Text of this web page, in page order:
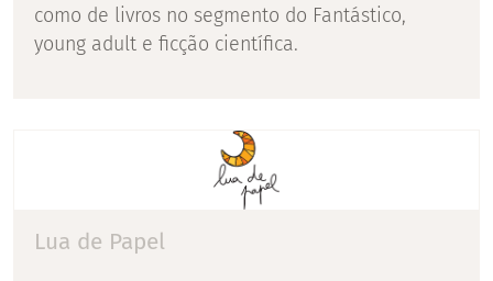
como de livros no segmento do Fantástico,
young adult e ficção científica.
Lua de Papel